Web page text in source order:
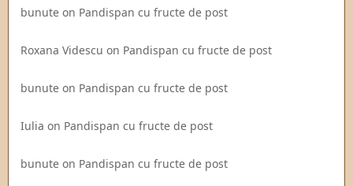
bunute on Pandispan cu fructe de post
Roxana Videscu on Pandispan cu fructe de post
bunute on Pandispan cu fructe de post
Iulia on Pandispan cu fructe de post
bunute on Pandispan cu fructe de post